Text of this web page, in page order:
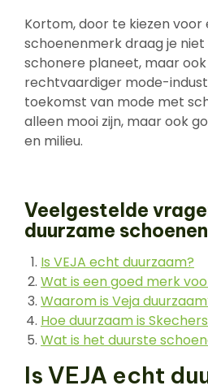
Kortom, door te kiezen voor
schoenenmerk draag je
schonere planeet, maar
rechtvaardiger mode-
toekomst van mode met
alleen mooi zijn, maar ook
en milieu.
Veelgestelde
duurzame
Is VEJA echt duurzaam?
Wat is een goed merk
Waarom is Veja
Hoe duurzaam is
Wat is het duurste
Is VEJA echt